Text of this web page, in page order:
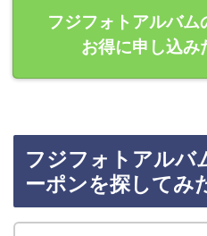
フジフォトアルバム
お得に申し込み
フジフォトアルバ
ーポンを探してみ